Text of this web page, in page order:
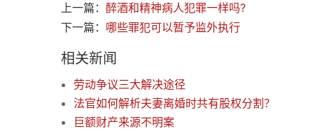
上一篇： 醉酒和精神病人犯罪一样吗?
下一篇： 哪些罪犯可以暂予监外执行
相关新闻
劳动争议三大解决途径
法官如何解析夫妻离婚时共有股权分割？
巨额财产来源不明案